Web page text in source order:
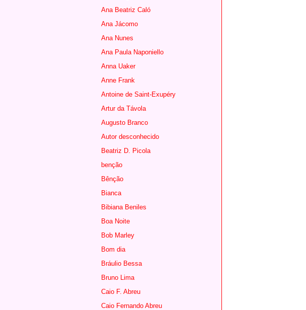
Ana Beatriz Caló
Ana Jácomo
Ana Nunes
Ana Paula Naponiello
Anna Uaker
Anne Frank
Antoine de Saint-Exupéry
Artur da Távola
Augusto Branco
Autor desconhecido
Beatriz D. Picola
benção
Bênção
Bianca
Bibiana Beniles
Boa Noite
Bob Marley
Bom dia
Bráulio Bessa
Bruno Lima
Caio F. Abreu
Caio Fernando Abreu